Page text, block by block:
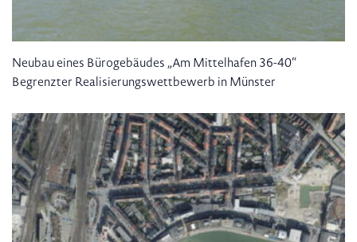
Neubau eines Bürogebäudes „Am Mittelhafen 36-40“
Begrenzter Realisierungswettbewerb in Münster